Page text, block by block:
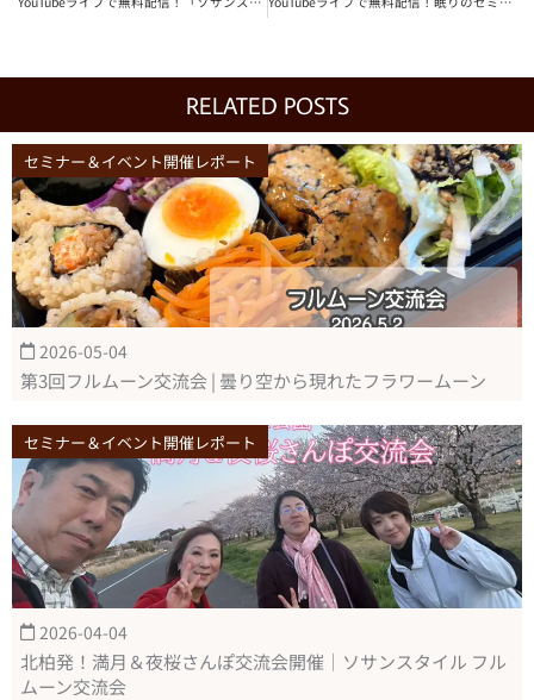
RELATED POSTS
セミナー＆イベント開催レポート
2026-05-04
第3回フルムーン交流会 | 曇り空から現れたフラワームーン
セミナー＆イベント開催レポート
2026-04-04
北柏発！満月＆夜桜さんぽ交流会開催｜ソサンスタイル フル
ムーン交流会